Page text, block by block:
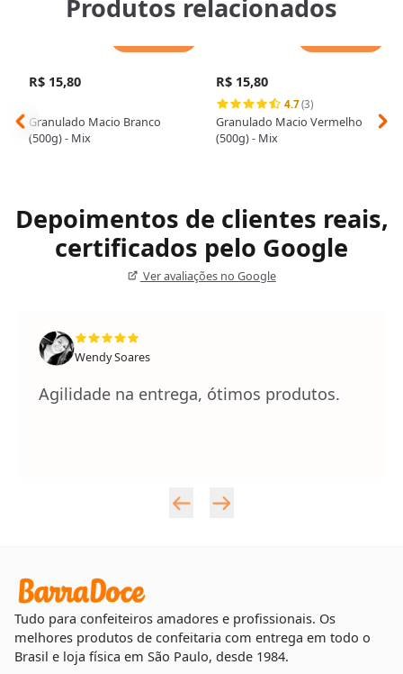
Produtos relacionados
R$ 15,80
Granulado Macio Branco
(500g) - Mix
R$ 15,80
4.7(3)
Granulado Macio Vermelho
(500g) - Mix
Depoimentos de clientes reais,
certificados pelo Google
Ver avaliações no Google
Wendy Soares
Agilidade na entrega, ótimos produtos.
Tudo para confeiteiros amadores e profissionais. Os
melhores produtos de confeitaria com entrega em todo o
Brasil e loja física em São Paulo, desde 1984.